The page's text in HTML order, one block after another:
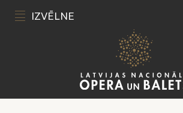
IZVĒLNE